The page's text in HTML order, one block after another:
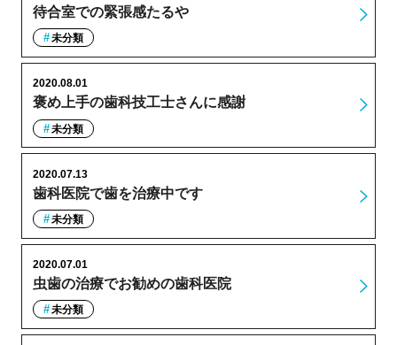
待合室での緊張感たるや
未分類
褒め上手の歯科技工士さんに感謝
2020.08.01
未分類
歯科医院で歯を治療中です
2020.07.13
未分類
虫歯の治療でお勧めの歯科医院
2020.07.01
未分類